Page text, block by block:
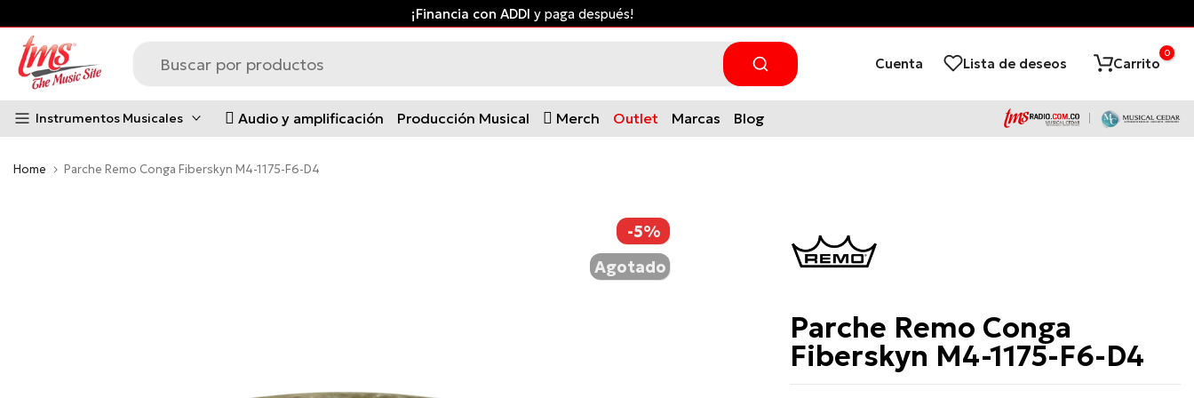
contenido
Envío gratis desde $300.000 a ciudades principales *Aplican Condiciones*
Cuenta Lista de deseos Carrito
0
Instrumentos Musicales Audio y amplificación Producción Musical Merch Outlet Marcas Blog
Home Parche Remo Conga Fiberskyn M4-1175-F6-D4
-5%
Agotado
Parche Remo Conga
Fiberskyn M4-1175-F6-D4